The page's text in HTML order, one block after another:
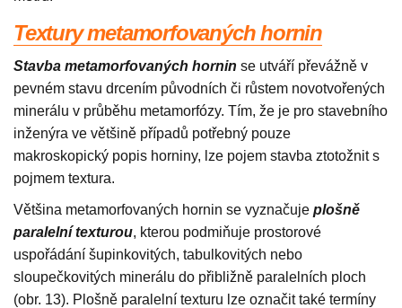
Textury metamorfovaných hornin
Stavba metamorfovaných hornin se utváří převážně v
pevném stavu drcením původních či růstem novotvořených
minerálu v průběhu metamorfózy. Tím, že je pro stavebního
inženýra ve většině případů potřebný pouze
makroskopický popis horniny, lze pojem stavba ztotožnit s
pojmem textura.
Většina metamorfovaných hornin se vyznačuje plošně
paralelní texturou, kterou podmiňuje prostorové
uspořádání šupinkovitých, tabulkovitých nebo
sloupečkovitých minerálu do přibližně paralelních ploch
(obr. 13). Plošně paralelní texturu lze označit také termíny